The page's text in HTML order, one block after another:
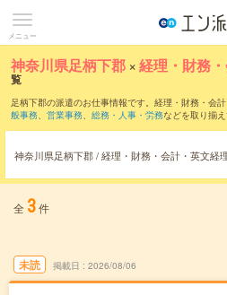
メニュー
神奈川県足柄下郡 ×経理・財務
覧
足柄下郡の派遣のお仕事情報です。経理・財務・会計
般事務、 営業事務、 総務・人事・労務などを取り揃え
神奈川県足柄下郡 / 経理・財務・会計・英文経
全 3件
未読 掲載日 2026/08/06